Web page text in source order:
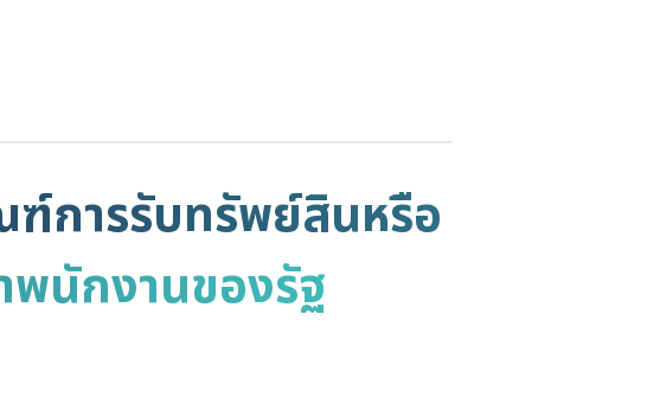
ฑ์การรับทรัพย์สินหรือ
พนักงานของรัฐ